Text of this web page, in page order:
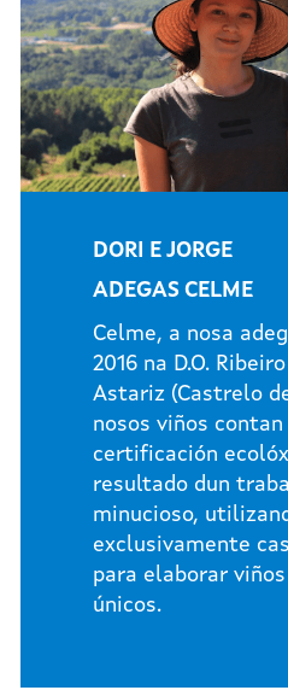
DORI E JORGE
ADEGAS CELME
Celme, a nosa
2016 na D.O.
Astariz (Castrelo
nosos viños contan
certificación
resultado dun
minucioso,
exclusivamente
para elaborar
únicos.